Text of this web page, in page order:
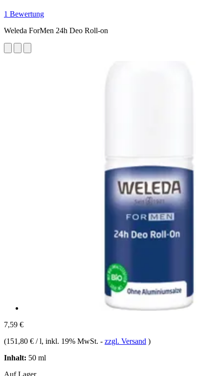
1 Bewertung
Weleda ForMen 24h Deo Roll-on
7,59 €
(151,80 € / l, inkl. 19% MwSt. - zzgl. Versand )
Inhalt: 50 ml
Auf Lager